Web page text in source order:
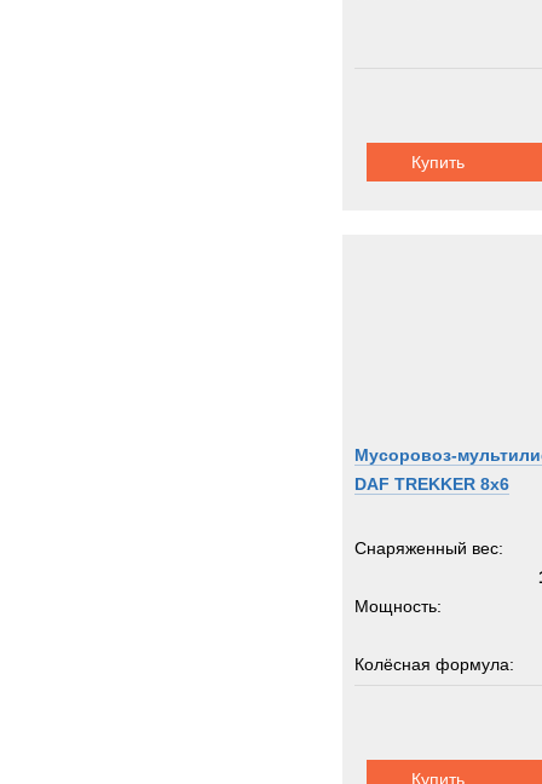
Купить
Мусоровоз-
DAF TREKKER 8x6
Снаряженный вес:
Мощность:
Колёсная формула:
Купить